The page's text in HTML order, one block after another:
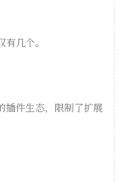
几个。
插件生态，限制了扩展